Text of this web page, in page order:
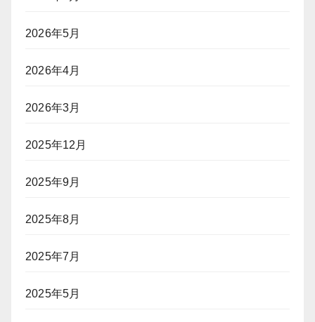
2026年5月
2026年4月
2026年3月
2025年12月
2025年9月
2025年8月
2025年7月
2025年5月